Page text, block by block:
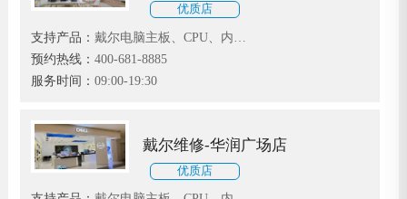
优质店
支持产品： 戴尔电脑主板、CPU、内
存、显卡、声卡、硬盘、光驱、系统等
故障维修
预约热线： 400-681-8885
服务时间： 09:00-19:30
戴尔维修-华润广场店
优质店